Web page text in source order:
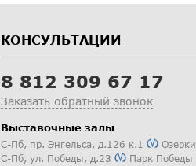
КОНСУЛЬТАЦИИ
8 812 309 67 17
Заказать обратный звонок
Выставочные залы
С-Пб, пр. Энгельса, д.126 к.1
Озерки
С-Пб, ул. Победы, д.23 Парк Победы